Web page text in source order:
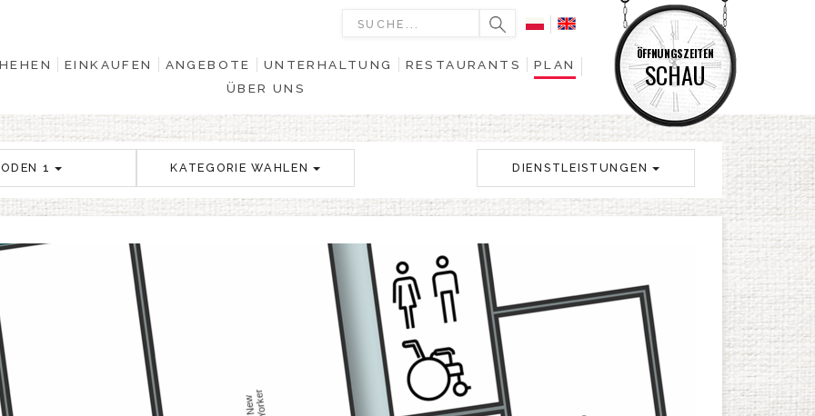
ÖFFNUNGSZEITEN
SCHAU
EINKAUFEN ANGEBOTE UNTERHALTUNG RESTAURANTS
PLAN
ÜBER UNS
1 KATEGORIE WAHLEN DIENSTLEISTUNGEN